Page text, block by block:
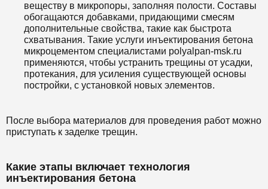
веществу в микропоры, заполняя полости. Составы
обогащаются добавками, придающими смесям
дополнительные свойства, такие как быстрота
схватывания. Такие услуги инъектирования бетона
микроцементом специалистами polyalpan-msk.ru
применяются, чтобы устранить трещины от усадки,
протекания, для усиления существующей основы
постройки, с установкой новых элементов.
После выбора материалов для проведения работ можно
приступать к заделке трещин.
Какие этапы включает технология
инъектирования бетона